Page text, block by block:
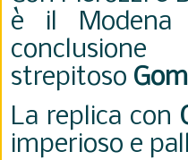
è il Modena
strepitoso
La replica con
imperioso e